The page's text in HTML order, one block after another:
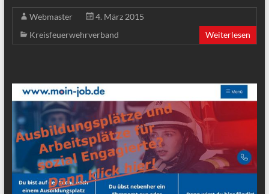
Webmaster
4. März 2015
Kreisfeuerwehrverband
Weiterlesen